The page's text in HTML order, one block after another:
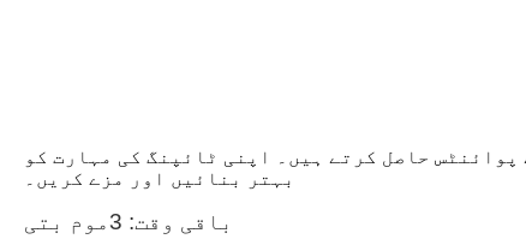
حاصل کرتے ہیں۔ اپنی ٹائپنگ کی مہارت کو
بہتر بنائیں اور مزے کریں۔
باقی وقت: 3موم بتی